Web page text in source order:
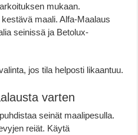
mukaan.
maali. Alfa-Maalaus
seinissä ja Betolux-
jos tila helposti likaantuu.
varten
seinät maalipesulla.
reiät. Käytä